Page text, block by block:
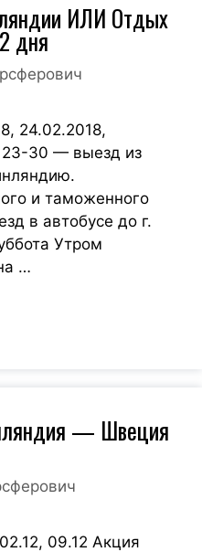
ИЛИ Отдых
дня
24.02.2018,
23-30 — выезд из
и таможенного
в автобусе до г.
Утром
…
— Швеция
09.12 Акция